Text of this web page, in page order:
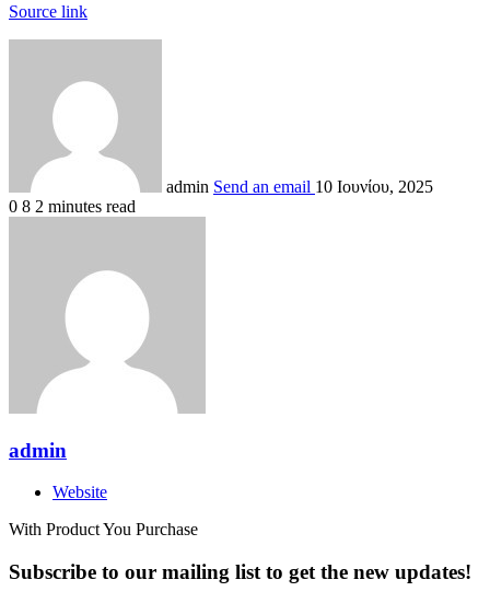
Source link
admin Send an email 10 Ιουνίου, 2025
0 8 2 minutes read
admin
Website
With Product You Purchase
Subscribe to our mailing list to get the new updates!